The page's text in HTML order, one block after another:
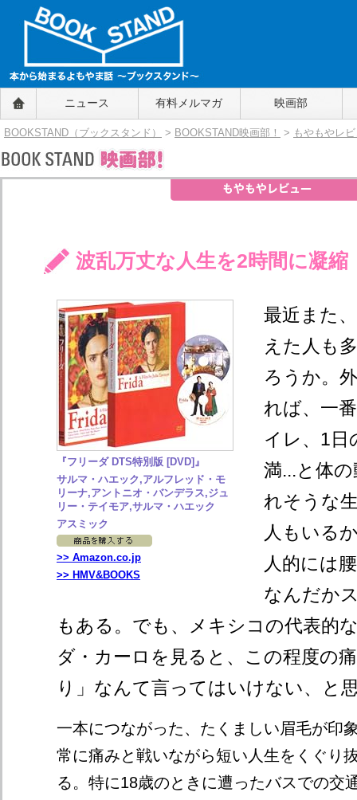
BOOKSTAND（ブックスタンド）
～本から始まるよもやま話～
BOOKSTAND（ブ
ニュース 有料メルマガ 映画部
BOOKSTAND（ブックスタンド） > BOOKSTAND映画部！ > もやもやレ
波乱万丈な人生を2時間に凝縮
『フリーダ DTS特別版 [DVD]』
サルマ・ハエック,アルフレッド・モ
リーナ,アントニオ・バンデラス,ジュ
リー・テイモア,サルマ・ハエック
アスミック
>> Amazon.co.jp
>> HMV&BOOKS
最近また
えた人も
ろうか。
れば、一
イレ、1日
満...と体
れそうな
人もいる
人的には
なんだか
もある。でも、メキシコの代表的
ダ・カーロを見ると、この程度の
り」なんて言ってはいけない、と
一本につながった、たくましい眉毛が印
常に痛みと戦いながら短い人生をくぐり
る。特に18歳のときに遭ったバスでの交